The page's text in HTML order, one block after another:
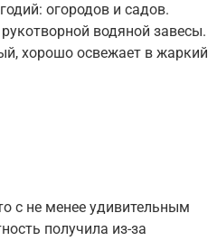
огородов и садов.
водяной завесы.
хорошо освежает в жаркий
с не менее удивительным
получила из-за